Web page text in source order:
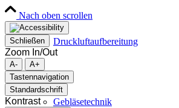
Druckluftaufbereitung
Gebläsetechnik
Nach oben scrollen
Schließen
Zoom In/Out
A-
A+
Tastennavigation
Standardschrift
Kontrast